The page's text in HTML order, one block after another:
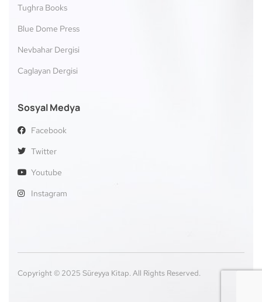
Tughra Books
Blue Dome Press
Nevbahar Dergisi
Caglayan Dergisi
Sosyal Medya
Facebook
Twitter
Youtube
Instagram
Copyright © 2025 Süreyya Kitap. All Rights Reserved.